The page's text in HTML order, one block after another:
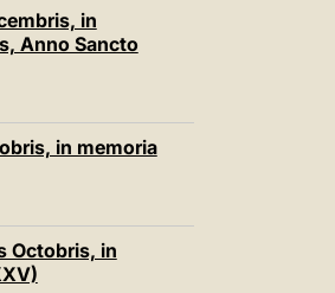
LATINE
in
Anno Sancto
in memoria
Octobris, in